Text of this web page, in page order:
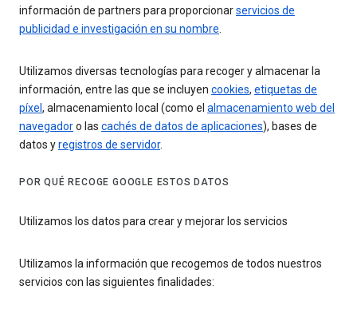
información de partners para proporcionarservicios de
publicidad e investigación en su nombre.
Utilizamos diversas tecnologías para recoger y almacenar la
información, entre las que se incluyen cookies, etiquetas de
píxel , almacenamiento local (como el almacenamiento web del
navegadoro las cachés de datos de aplicaciones), bases de
datos yregistros de servidor.
POR QUÉ RECOGE GOOGLE ESTOS DATOS
Utilizamos los datos para crear y mejorar los servicios
Utilizamos la información que recogemos de todos nuestros
servicios con las siguientes finalidades: